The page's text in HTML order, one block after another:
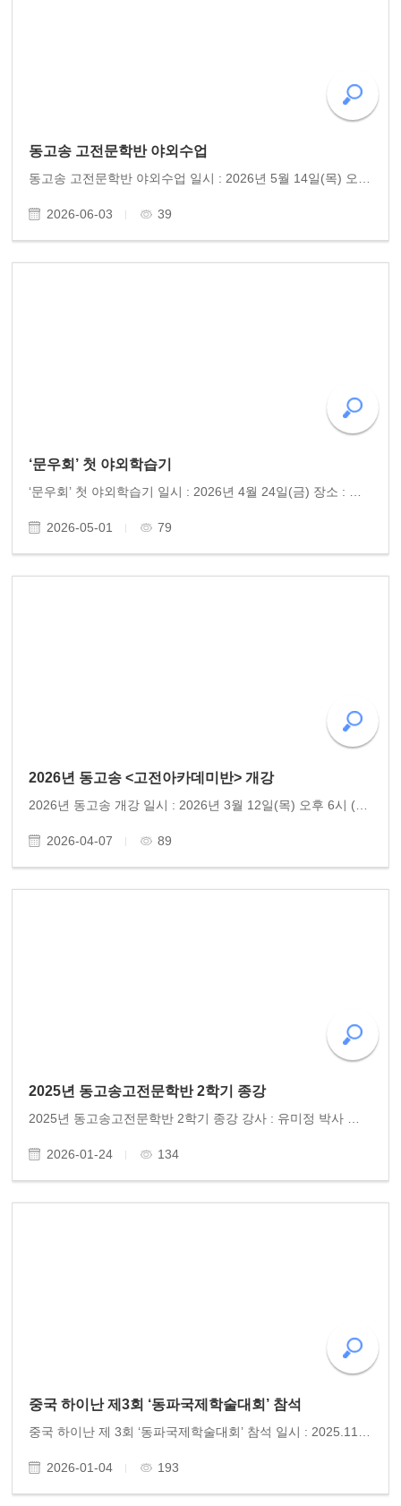
동고송 고전문학반 야외수업
2026-06-03 39
‘문우회’ 첫 야외학습기
2026-05-01 79
2026년 동고송 <고전아카데미반> 개강
2026-04-07 89
2025년 동고송고전문학반 2학기 종강
2026-01-24 134
중국 하이난 제3회 ‘동파국제학술대회’ 참석
2026-01-04 193